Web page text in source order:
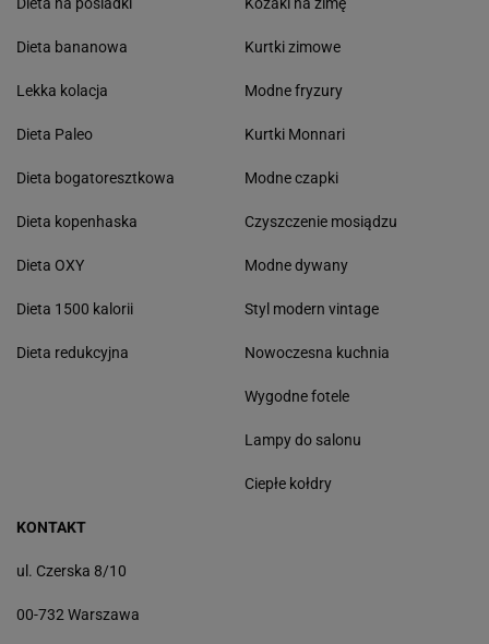
Dieta bananowa
Lekka kolacja
Dieta Paleo
Dieta bogatoresztkowa
Dieta kopenhaska
Dieta OXY
Dieta 1500 kalorii
Dieta redukcyjna
Kurtki zimowe
Modne fryzury
Kurtki Monnari
Modne czapki
Czyszczenie mosiądzu
Modne dywany
Styl modern vintage
Nowoczesna kuchnia
Wygodne fotele
Lampy do salonu
Ciepłe kołdry
KONTAKT
ul. Czerska 8/10
00-732 Warszawa